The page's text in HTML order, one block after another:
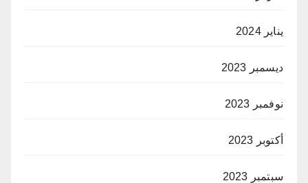
يناير 2024
ديسمبر 2023
نوفمبر 2023
أكتوبر 2023
سبتمبر 2023